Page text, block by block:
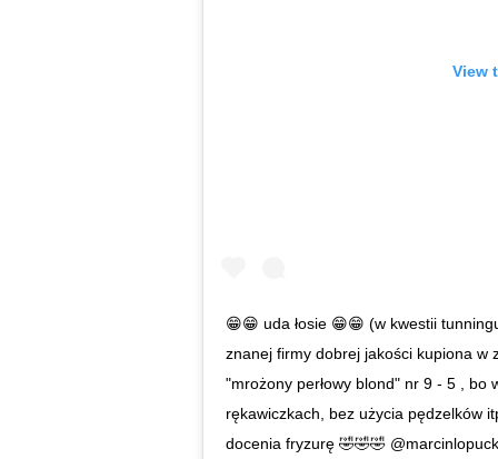
View
😁😁 uda łosie 😁😁 (w kwestii
znanej firmy dobrej jakości kupiona w
"mrożony perłowy blond" nr 9 - 5 , bo
rękawiczkach, bez użycia pędzelków
docenia fryzurę 🤣🤣🤣